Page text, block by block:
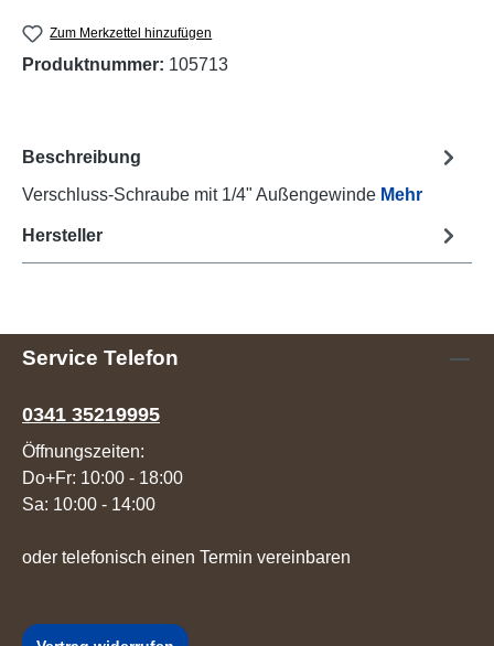
Zum Merkzettel hinzufügen
Produktnummer: 105713
Beschreibung
Verschluss-Schraube mit 1/4" Außengewinde Mehr
Hersteller
Service Telefon
0341 35219995
Öffnungszeiten:
Do+Fr: 10:00 - 18:00
Sa: 10:00 - 14:00
oder telefonisch einen Termin vereinbaren